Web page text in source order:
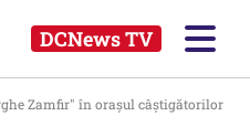
DCNews TV
Zamfir" în oraşul câștigătorilor